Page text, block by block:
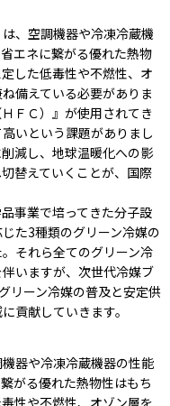
、空調機器や冷凍冷蔵機
エネに繋がる優れた熱物
した低毒性や不燃性、オ
備えている必要がありま
ＦＣ）』が使用されてき
いという課題がありまし
減し、地球温暖化への影
替えていくことが、国際
事業で培ってきた分子設
た3種類のグリーン冷媒の
それら全てのグリーン冷
いますが、次世代冷媒ブ
リーン冷媒の普及と安定供
貢献していきます。
器や冷凍冷蔵機器の性能
がる優れた熱物性はもち